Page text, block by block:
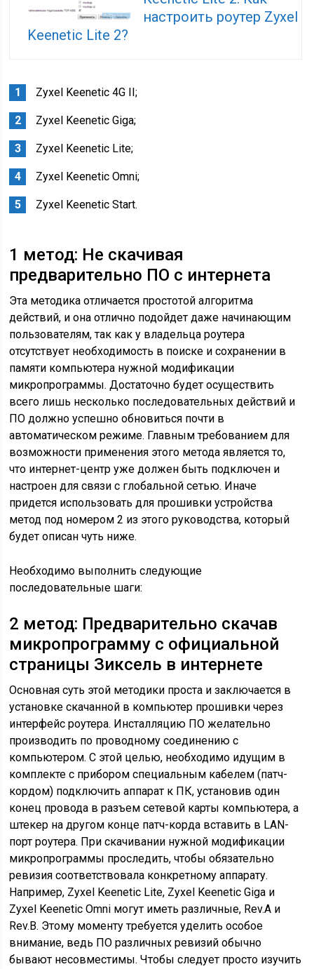
настроить роутер Zyxel
Keenetic Lite 2?
Zyxel Keenetic 4G II;
Zyxel Keenetic Giga;
Zyxel Keenetic Lite;
Zyxel Keenetic Omni;
Zyxel Keenetic Start.
1 метод: Не скачивая
предварительно ПО с интернета
Эта методика отличается простотой алгоритма
действий, и она отлично подойдет даже начинающим
пользователям, так как у владельца роутера
отсутствует необходимость в поиске и сохранении в
памяти компьютера нужной модификации
микропрограммы. Достаточно будет осуществить
всего лишь несколько последовательных действий и
ПО должно успешно обновиться почти в
автоматическом режиме. Главным требованием для
возможности применения этого метода является то,
что интернет-центр уже должен быть подключен и
настроен для связи с глобальной сетью. Иначе
придется использовать для прошивки устройства
метод под номером 2 из этого руководства, который
будет описан чуть ниже.
Необходимо выполнить следующие
последовательные шаги:
2 метод: Предварительно скачав
микропрограмму с официальной
страницы Зиксель в интернете
Основная суть этой методики проста и заключается в
установке скачанной в компьютер прошивки через
интерфейс роутера. Инсталляцию ПО желательно
производить по проводному соединению с
компьютером. С этой целью, необходимо идущим в
комплекте с прибором специальным кабелем (патч-
кордом) подключить аппарат к ПК, установив один
конец провода в разъем сетевой карты компьютера, а
штекер на другом конце патч-корда вставить в LAN-
порт роутера. При скачивании нужной модификации
микропрограммы проследить, чтобы обязательно
ревизия соответствовала конкретному аппарату.
Например, Zyxel Keenetic Lite, Zyxel Keenetic Giga и
Zyxel Keenetic Omni могут иметь различные, Rev.A и
Rev.B. Этому моменту требуется уделить особое
внимание, ведь ПО различных ревизий обычно
бывают несовместимы. Чтобы следует просто изучить